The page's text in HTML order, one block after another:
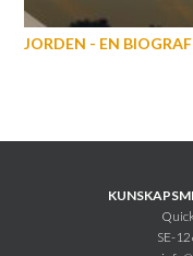
JORDEN - EN
SE-